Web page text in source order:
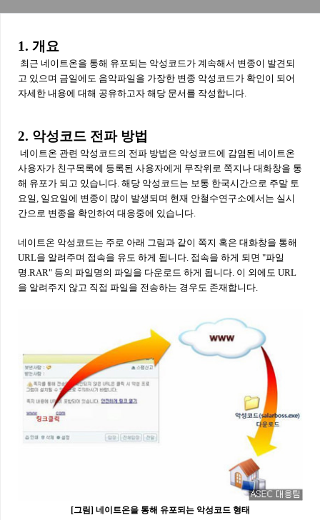
1. 개요
최근 네이트온을 통해 유포되는 악성코드가 계속해서 변종이 발견되
고 있으며 금일에도 음악파일을 가장한 변종 악성코드가 확인이 되어
자세한 내용에 대해 공유하고자 해당 문서를 작성합니다.
2. 악성코드 전파 방법
네이트온 관련 악성코드의 전파 방법은 악성코드에 감염된 네이트온
사용자가 친구목록에 등록된 사용자에게 무작위로 쪽지나 대화창을 통
해 유포가 되고 있습니다. 해당 악성코드는 보통 한국시간으로 주말 토
요일, 일요일에 변종이 많이 발생되며 현재 안철수연구소에서는 실시
간으로 변종을 확인하여 대응중에 있습니다.
네이트온 악성코드는 주로 아래 그림과 같이 쪽지 혹은 대화창을 통해
URL을 알려주며 접속을 유도 하게 됩니다. 접속을 하게 되면 "파일
명.RAR" 등의 파일명의 파일을 다운로드 하게 됩니다. 이 외에도 URL
을 알려주지 않고 직접 파일을 전송하는 경우도 존재합니다.
[그림] 네이트온을 통해 유포되는 악성코드 형태